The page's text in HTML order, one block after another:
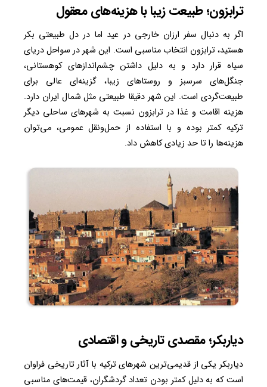
ترابزون؛ طبیعت زیبا با هزینه‌های معقول
اگر به دنبال سفر ارزان خارجی در عید اما در دل طبیعتی بکر
هستید، ترابزون انتخاب مناسبی است. این شهر در سواحل دریای
سیاه قرار دارد و به دلیل داشتن چشم‌اندازهای کوهستانی،
جنگل‌های سرسبز و روستاهای زیبا، گزینه‌ای عالی برای
طبیعت‌گردی است. این شهر دقیقا طبیعتی مثل شمال ایران دارد.
هزینه اقامت و غذا در ترابزون نسبت به شهرهای ساحلی دیگر
ترکیه کمتر بوده و با استفاده از حمل‌ونقل عمومی، می‌توان
هزینه‌ها را تا حد زیادی کاهش داد.
دیاربکر؛ مقصدی تاریخی و اقتصادی
دیاربکر یکی از قدیمی‌ترین شهرهای ترکیه با آثار تاریخی فراوان
است که به دلیل کمتر بودن تعداد گردشگران، قیمت‌های مناسبی